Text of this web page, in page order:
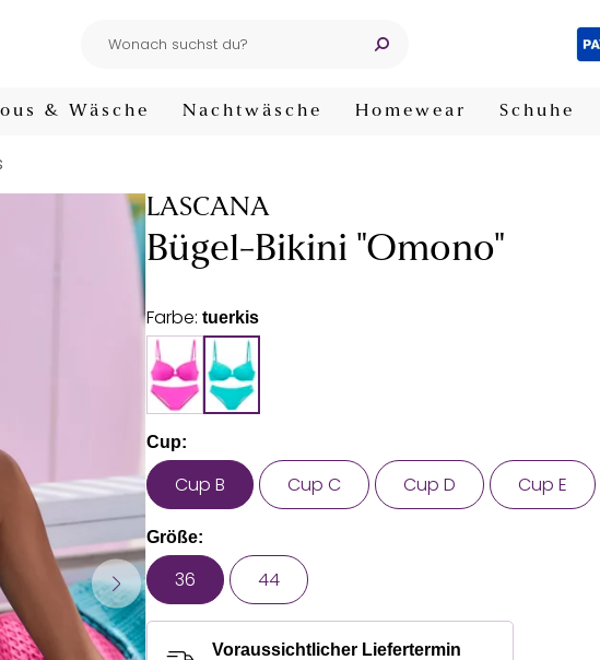
& Wäsche Nachtwäsche Homewear Schuhe
LASCANA
Bügel-Bikini "Omono"
Farbe: tuerkis
Cup:
Cup B Cup C Cup D Cup E
Größe:
36 44
Voraussichtlicher Liefertermin